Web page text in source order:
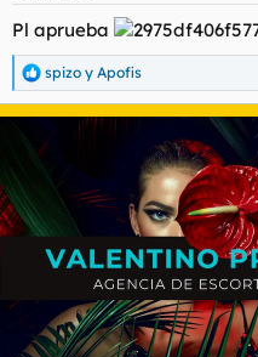
Pl aprueba
R
e
a
o
n
e
spizo y Apofis